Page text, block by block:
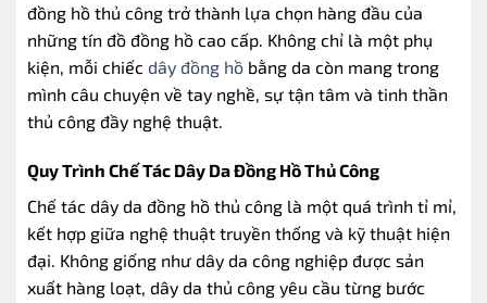
đồng hồ thủ công trở thành lựa chọn hàng đầu của
những tín đồ đồng hồ cao cấp. Không chỉ là một phụ
kiện, mỗi chiếc dây đồng hồ bằng da còn mang trong
mình câu chuyện về tay nghề, sự tận tâm và tinh thần
thủ công đầy nghệ thuật.
Quy Trình Chế Tác Dây Da Đồng Hồ Thủ Công
Chế tác dây da đồng hồ thủ công là một quá trình tỉ mỉ,
kết hợp giữa nghệ thuật truyền thống và kỹ thuật hiện
đại. Không giống như dây da công nghiệp được sản
xuất hàng loạt, dây da thủ công yêu cầu từng bước